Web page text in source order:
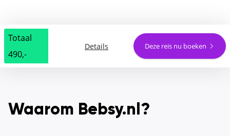
Totaal
490,-
Details Deze reis nu boeken
Waarom Bebsy.nl?